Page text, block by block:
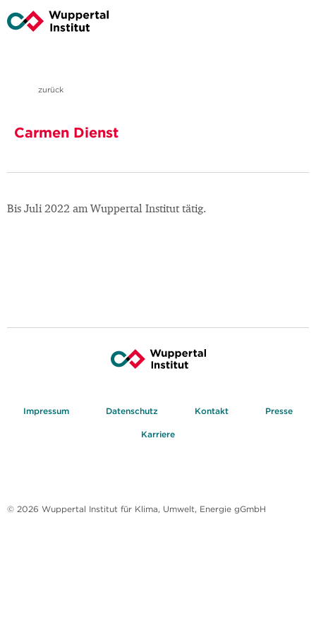
zurück
Carmen Dienst
Bis Juli 2022 am Wuppertal Institut tätig.
Impressum Datenschutz Kontakt Presse
Karriere
© 2026 Wuppertal Institut für Klima, Umwelt, Energie gGmbH